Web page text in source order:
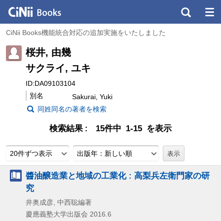
CiNii Books機能統合対応の追加実施をいたしました
桜井, 由幾
サクライ, ユキ
ID:DA09103104
別名
Sakurai, Yuki
同姓同名の著者を検索
検索結果 15件中 1-15 を表示
20件ずつ表示 出版年：新しい順
醬油醸造業と地域の工業化 : 高梨兵左衛門家の研
究
井奥成彦, 中西聡編著
慶應義塾大学出版会 2016.6